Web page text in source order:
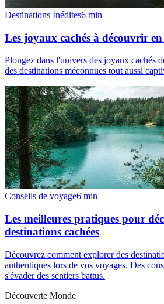
Destinations Inédites6 min
Les joyaux cachés à découvrir
Plongez dans l'univers des joyaux cachés
des destinations méconnues tout aussi
Conseils de voyage6 min
Les meilleures pratiques pour
destinations cachées
Découvrez comment explorer des
authentiques lors de vos voyages. Des
s'évader des sentiers battus.
Découverte Monde